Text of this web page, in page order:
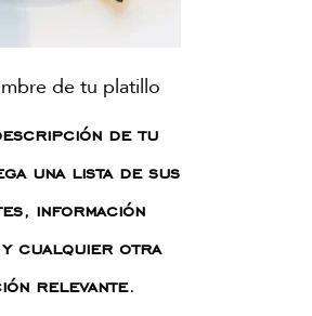
de tu platillo
de tu
una lista de sus
información
cualquier otra
relevante.